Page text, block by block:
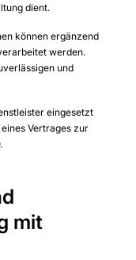
dient.
können ergänzend
werden.
und
eingesetzt
Vertrages zur
mit